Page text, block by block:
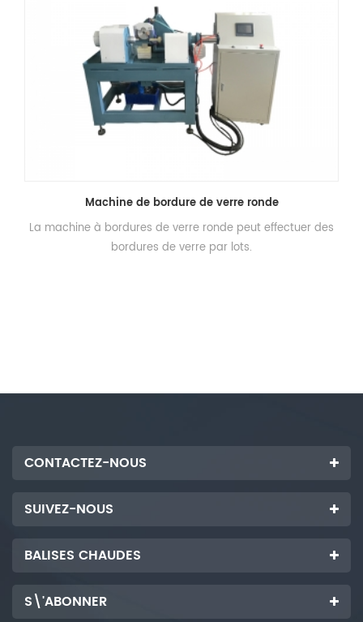
Machine de bordure de verre ronde
machine à bordures de verre ronde peut effectuer des
bordures de verre par lots.
CONTACTEZ-NOUS
SUIVEZ-NOUS
BALISES CHAUDES
S\'ABONNER